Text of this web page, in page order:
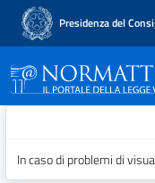
Presidenza del
In caso di problemi di